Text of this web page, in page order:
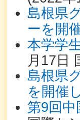
島根県
ーを開
本学学
月17日
島根県
を開催
第9回